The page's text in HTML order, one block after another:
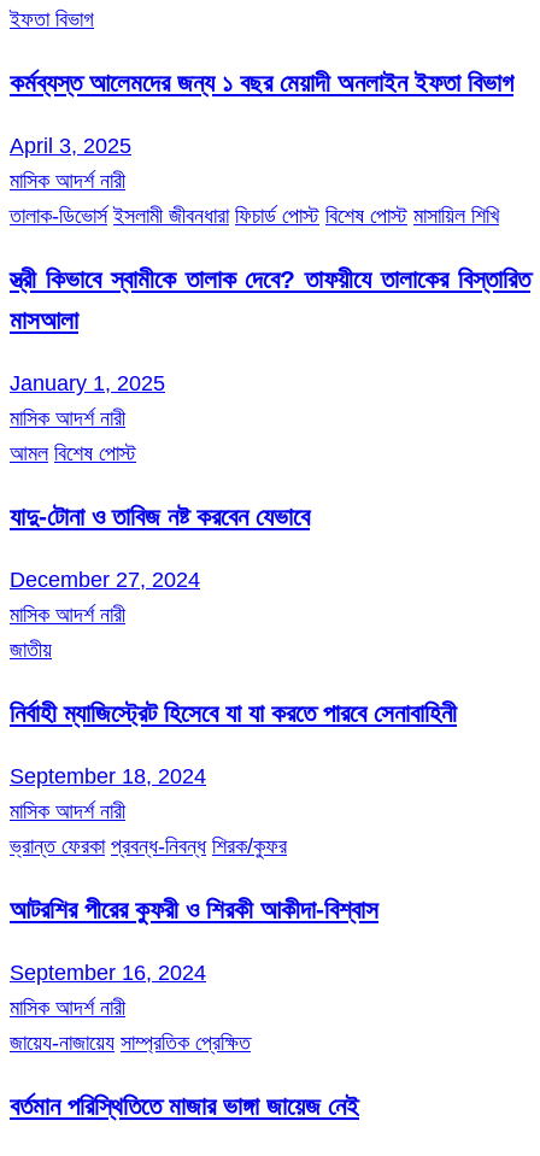
ইফতা বিভাগ
কর্মব্যস্ত আলেমদের জন্য ১ বছর মেয়াদী অনলাইন ইফতা বিভাগ
April 3, 2025
মাসিক আদর্শ নারী
তালাক-ডিভোর্স ইসলামী জীবনধারা ফিচার্ড পোস্ট বিশেষ পোস্ট মাসায়িল শিখি
স্ত্রী কিভাবে স্বামীকে তালাক দেবে? তাফয়ীযে তালাকের বিস্তারিত
মাসআলা
January 1, 2025
মাসিক আদর্শ নারী
আমল বিশেষ পোস্ট
যাদু-টোনা ও তাবিজ নষ্ট করবেন যেভাবে
December 27, 2024
মাসিক আদর্শ নারী
জাতীয়
নির্বাহী ম্যাজিস্ট্রেট হিসেবে যা যা করতে পারবে সেনাবাহিনী
September 18, 2024
মাসিক আদর্শ নারী
ভ্রান্ত ফেরকা প্রবন্ধ-নিবন্ধ শিরক/কুফর
আটরশির পীরের কুফরী ও শিরকী আকীদা-বিশ্বাস
September 16, 2024
মাসিক আদর্শ নারী
জায়েয-নাজায়েয সাম্প্রতিক প্রেক্ষিত
বর্তমান পরিস্থিতিতে মাজার ভাঙ্গা জায়েজ নেই